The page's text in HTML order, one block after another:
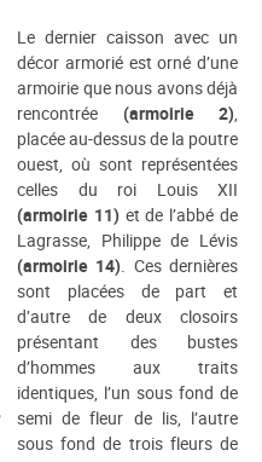
Le dernier caisson avec un
décor armorié est orné d’une
armoirie que nous avons déjà
rencontrée (armoirie 2)
placée au-dessus de la poutre
ouest, où sont représentées
celles du roi Louis XII
(armoirie 11) et de l’abbé de
Lagrasse, Philippe de Lévis
(armoirie 14) . Ces dernières
sont placées de part et
d’autre de deux closoirs
présentant des bustes
d’hommes aux traits
identiques, l’un sous fond de
semi de fleur de lis, l’autre
sous fond de trois fleurs de